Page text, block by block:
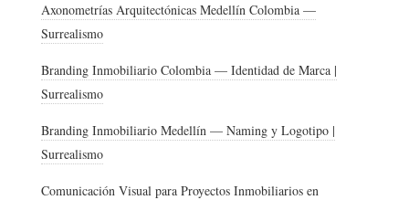
Axonometrías Arquitectónicas Medellín Colombia —
Surrealismo
Branding Inmobiliario Colombia — Identidad de Marca |
Surrealismo
Branding Inmobiliario Medellín — Naming y Logotipo |
Surrealismo
Comunicación Visual para Proyectos Inmobiliarios en